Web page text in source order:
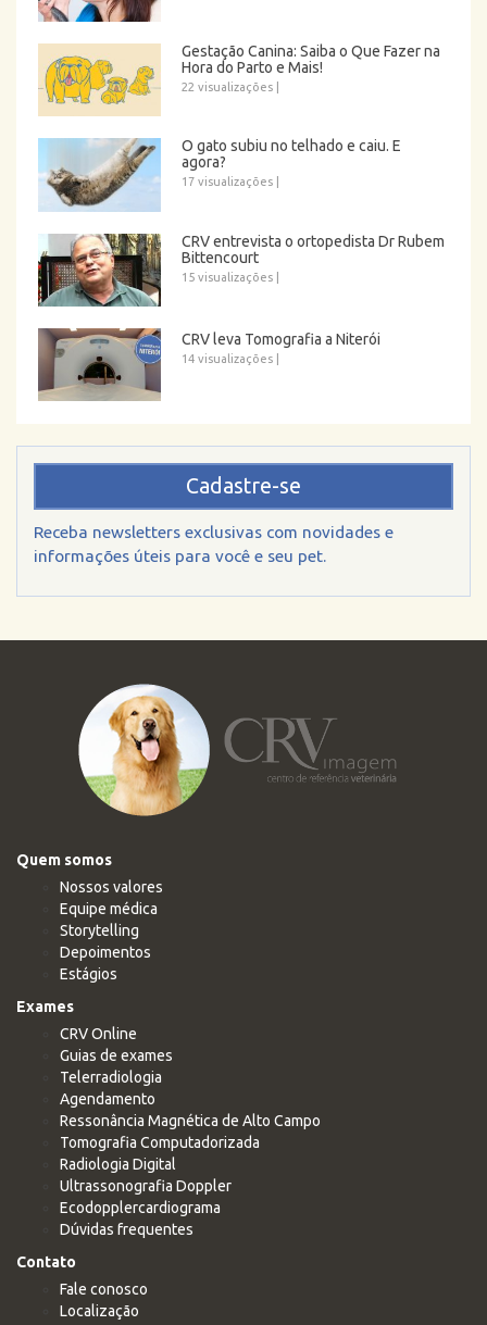
Gestação Canina: Saiba o Que Fazer na
Hora do Parto e Mais!
22 visualizações
O gato subiu no telhado e caiu. E
agora?
17 visualizações
CRV entrevista o ortopedista Dr Rubem
Bittencourt
15 visualizações
CRV leva Tomografia a Niterói
14 visualizações
Cadastre-se
Receba newsletters exclusivas com novidades e
informações úteis para você e seu pet.
Quem somos
Nossos valores
Equipe médica
Storytelling
Depoimentos
Estágios
Exames
CRV Online
Guias de exames
Telerradiologia
Agendamento
Ressonância Magnética de Alto Campo
Tomografia Computadorizada
Radiologia Digital
Ultrassonografia Doppler
Ecodopplercardiograma
Dúvidas frequentes
Contato
Fale conosco
Localização